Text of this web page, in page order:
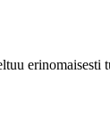
erinomaisesti